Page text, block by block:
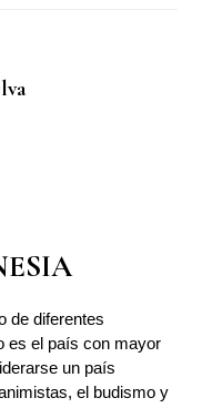
de diferentes
es el país con mayor
un país
el budismo y